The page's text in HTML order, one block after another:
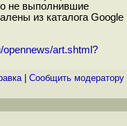
не выполнившие
из каталога Google
opennews/art.shtml?
| Cообщить модератору